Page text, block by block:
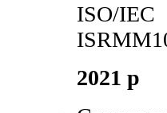
ISO/
2021 р